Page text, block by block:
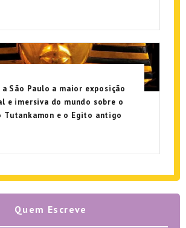
a São Paulo a maior exposição
e imersiva do mundo sobre o
Tutankamon e o Egito antigo
Quem Escreve